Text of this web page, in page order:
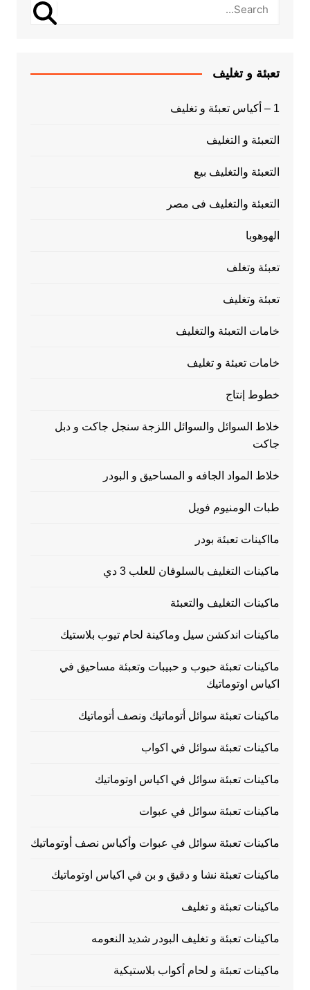
تعبئة و تغليف
1 – أكياس تعبئة و تغليف
التعبئة و التغليف
التعبئة والتغليف بيع
التعبئة والتغليف فى مصر
الهوهوبا
تعبئة وتغلف
تعبئة وتغليف
خامات التعبئة والتغليف
خامات تعبئة و تغليف
خطوط إنتاج
خلاط السوائل والسوائل اللزجة سنجل جاكت و دبل
جاكت
خلاط المواد الجافه و المساحيق و البودر
طبات الومنيوم فويل
مااكينات تعبئة بودر
ماكينات التغليف بالسلوفان للعلب 3 دي
ماكينات التغليف والتعبئة
ماكينات اندكشن سيل وماكينة لحام تيوب بلاستيك
ماكينات تعبئة حبوب و حبيبات وتعبئة مساحيق في
اكياس اوتوماتيك
ماكينات تعبئة سوائل أتوماتيك ونصف أتوماتيك
ماكينات تعبئة سوائل في اكواب
ماكينات تعبئة سوائل في اكياس اوتوماتيك
ماكينات تعبئة سوائل في عبوات
ماكينات تعبئة سوائل في عبوات وأكياس نصف أوتوماتيك
ماكينات تعبئة نشا و دقيق و بن في اكياس اوتوماتيك
ماكينات تعبئة و تغليف
ماكينات تعبئة و تغليف البودر شديد النعومه
ماكينات تعبئة و لحام أكواب بلاستيكية